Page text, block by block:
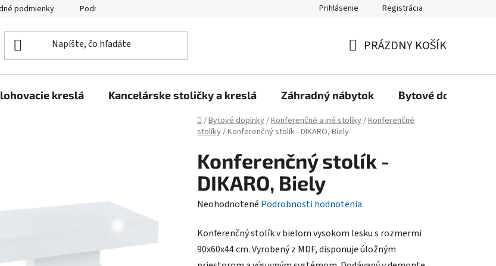
podmienky Podmienky ochrany osobných údajov Reklamačný poriadok, Záručné podmienky Reklamačný formulár
Prihlásenie Registrácia
KOŠÍK
PRÁZDNY KOŠÍK
kreslá Kancelárske stoličky a kreslá Záhradný nábytok Bytové doplnky
Domov
/Bytové doplnky/Konferenčné a iné stolíky/Konferenčné
stolíky/Konferenčný stolík - DIKARO, Biely
Konferenčný stolík -
DIKARO, Biely
Priemerné
produktu
je
Neohodnotené Podrobnosti hodnotenia
Konferenčný stolík v bielom vysokom lesku s rozmermi
90x60x44 cm. Vyrobený z MDF, disponuje úložným